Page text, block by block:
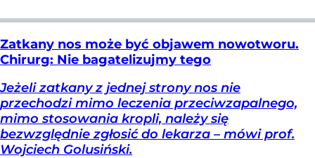
Zatkany nos może być objawem nowotworu.
Chirurg: Nie bagatelizujmy tego
Jeżeli zatkany z jednej strony nos nie
przechodzi mimo leczenia przeciwzapalnego,
mimo stosowania kropli, należy się
bezwzględnie zgłosić do lekarza – mówi prof.
Wojciech Golusiński.